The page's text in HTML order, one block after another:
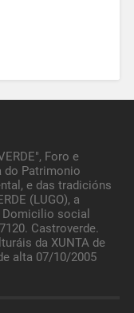
Foro e
do Patrimonio
e das tradicións
(LUGO), a
social
Castroverde.
da XUNTA de
alta 07/10/2005